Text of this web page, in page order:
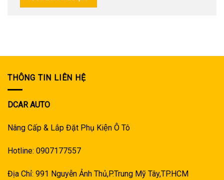
THÔNG TIN LIÊN HỆ
DCAR AUTO
Nâng Cấp & Lắp Đặt Phụ Kiện Ô Tô
Hotline: 0907177557
Địa Chỉ: 991 Nguyễn Ảnh Thủ,P.Trung Mỹ Tây,TP.HCM